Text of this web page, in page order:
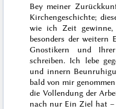
Bey meiner
Kirchengeschichte;
wie ich Zeit
besonders der
Gnostikern und
schreiben. Ich lebe
und innern
bald von mir
die Vollendung der
nach nur Ein Ziel hat –